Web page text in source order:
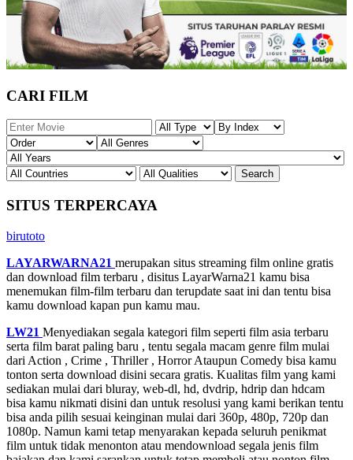
CARI FILM
SITUS TERPERCAYA
birutoto
LAYARWARNA21 merupakan situs streaming film online gratis
dan download film terbaru , disitus LayarWarna21 kamu bisa
menemukan film-film terbaru dan terupdate saat ini dan tentu bisa
kamu download kapan pun kamu mau.
LW21 Menyediakan segala kategori film seperti film asia terbaru
serta film barat paling baru , tentu segala macam genre film mulai
dari Action , Crime , Thriller , Horror Ataupun Comedy bisa kamu
tonton serta download disini secara gratis. Kualitas film yang kami
sediakan mulai dari bluray, web-dl, hd, dvdrip, hdrip dan hdcam
bisa kamu nikmati disini dan untuk resolusi yang kami berikan tentu
bisa anda pilih sesuai keinginan mulai dari 360p, 480p, 720p dan
1080p. Namun kami tetap menyarakan kepada seluruh penikmat
film untuk tidak menonton atau mendownload segala jenis film